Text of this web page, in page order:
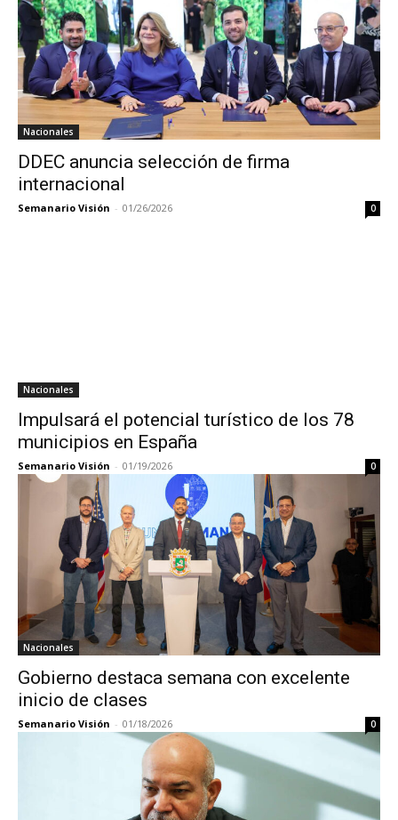
Nacionales
DDEC anuncia selección de firma
internacional
Semanario Visión - 01/26/2026 0
Nacionales
Impulsará el potencial turístico de los 78
municipios en España
Semanario Visión - 01/19/2026 0
Nacionales
Gobierno destaca semana con excelente
inicio de clases
Semanario Visión - 01/18/2026 0